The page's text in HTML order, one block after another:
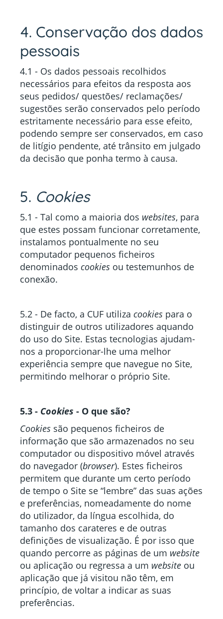
4. Conservação dos dados
pessoais
4.1 - Os dados pessoais recolhidos
necessários para efeitos da resposta aos
seus pedidos/ questões/ reclamações/
sugestões serão conservados pelo período
estritamente necessário para esse efeito,
podendo sempre ser conservados, em caso
de litígio pendente, até trânsito em julgado
da decisão que ponha termo à causa.
5. Cookies
5.1 - Tal como a maioria dos websites, para
que estes possam funcionar corretamente,
instalamos pontualmente no seu
computador pequenos ficheiros
denominados cookies ou testemunhos de
conexão.
5.2 - De facto, a CUF utiliza cookies para o
distinguir de outros utilizadores aquando
do uso do Site. Estas tecnologias ajudam-
nos a proporcionar-lhe uma melhor
experiência sempre que navegue no Site,
permitindo melhorar o próprio Site.
5.3 - Cookies - O que são?
Cookies são pequenos ficheiros de
informação que são armazenados no seu
computador ou dispositivo móvel através
do navegador (browser). Estes ficheiros
permitem que durante um certo período
de tempo o Site se “lembre” das suas ações
e preferências, nomeadamente do nome
do utilizador, da língua escolhida, do
tamanho dos carateres e de outras
definições de visualização. É por isso que
quando percorre as páginas de um website
ou aplicação ou regressa a um website ou
aplicação que já visitou não têm, em
princípio, de voltar a indicar as suas
preferências.